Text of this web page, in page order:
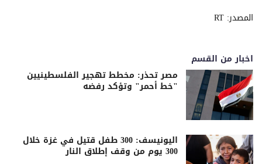
المصدر: RT
اخبار من القسم
مصر تحذر: مخطط تهجير الفلسطينيين
"خط أحمر" وتؤكد رفضه
اليونيسف: 300 طفل قتيل في غزة خلال
300 يوم من وقف إطلاق النار